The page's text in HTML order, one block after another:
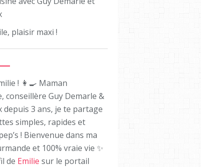
plaisir maxi !
! 👩‍🍳 Maman
conseillère Guy Demarle &
depuis 3 ans, je te partage
simples, rapides et
! Bienvenue dans ma
et 100% vraie vie ✨
de Emilie sur le portail